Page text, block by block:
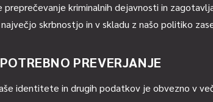
preprečevanje kriminalnih dejavnosti in
skrbnostjo in v skladu z našo politiko
PREVERJANJE
identitete in drugih podatkov je obvezno v